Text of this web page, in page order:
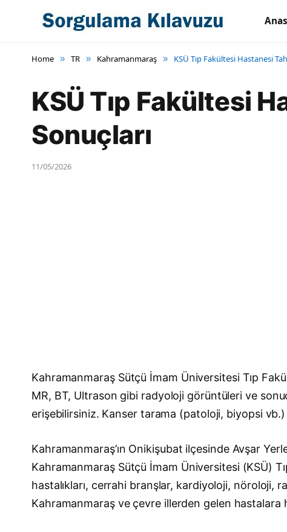
Home » TR » Kahramanmaraş » KSÜ Tıp Fakültesi Hastanesi
KSÜ Tıp Fakültesi
Sonuçları
11/05/2026
Kahramanmaraş Sütçü İmam Üniversitesi Tıp
MR, BT, Ultrason gibi radyoloji görüntüleri ve
erişebilirsiniz. Kanser tarama (patoloji, biyopsi
Kahramanmaraş’ın Onikişubat ilçesinde Avşar
Kahramanmaraş Sütçü İmam Üniversitesi (KSÜ)
hastalıkları, cerrahi branşlar, kardiyoloji, nöroloji,
Kahramanmaraş ve çevre illerden gelen hastalara